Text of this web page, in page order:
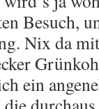
Besuch,
Nix da
ein